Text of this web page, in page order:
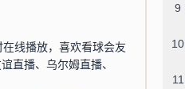
线播放，喜欢看球会友
直播、乌尔姆直播、
9
10
11